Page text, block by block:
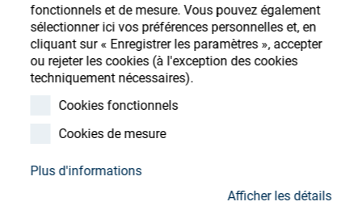
fonctionnels et de mesure. Vous pouvez également
sélectionner ici vos préférences personnelles et, en
cliquant sur « Enregistrer les paramètres », accepter
ou rejeter les cookies (à l'exception des cookies
techniquement nécessaires).
Cookies fonctionnels
Cookies de mesure
Plus d'informations
Afficher les détails
Contact
Extension, Indicator,
10mm, 2.5mm Thread
Art. No. 05004526